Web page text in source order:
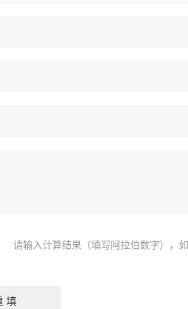
请输入计算结果（填写阿拉伯数字），